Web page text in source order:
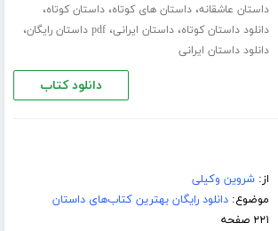
داستان عاشقانه،داستان های کوتاه،داستان کوتاه،
دانلود داستان کوتاه،داستان ایرانی،pdf داستان رایگان ،
دانلود داستان ایرانی
دانلود کتاب
از:شروین وکیلی
موضوع:دانلود رایگان بهترین کتاب‌های داستان
۲۲۱ صفحه